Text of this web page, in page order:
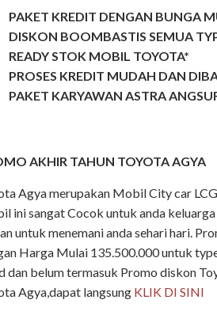
PAKET KREDIT DENGAN BUNGA
DISKON BOOMBASTIS SEMUA
READY STOK MOBIL TOYOTA*
PROSES KREDIT MUDAH DAN
PAKET KARYAWAN ASTRA
AKHIR TAHUN TOYOTA AGYA
Agya merupakan Mobil City car
ini sangat Cocok untuk anda
untuk menemani anda sehari hari.
Harga Mulai 135.500.000 untuk
dan belum termasuk Promo diskon
Agya,dapat langsung KLIK DI SINI